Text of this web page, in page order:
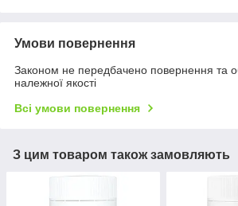
Умови повернення
Законом не передбачено повернення та
належної якості
Всі умови повернення
З цим товаром також замовляють